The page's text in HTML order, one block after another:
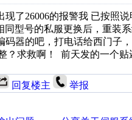
了26006的报警我 已按照
型号的私服更换后，重装
码器的吧，打电话给西门子
？求救啊！ 前天发的一个
回复楼主 举报